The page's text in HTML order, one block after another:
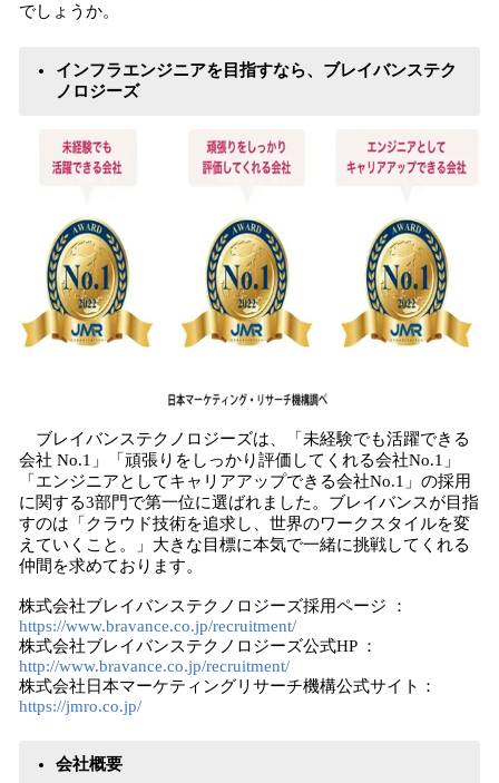
でしょうか。
インフラエンジニアを目指すなら、ブレイバンステク
ノロジーズ
ブレイバンステクノロジーズは、「未経験でも活躍できる
会社 No.1」「頑張りをしっかり評価してくれる会社No.1」
「エンジニアとしてキャリアアップできる会社No.1」の採用
に関する3部門で第一位に選ばれました。ブレイバンスが目指
すのは「クラウド技術を追求し、世界のワークスタイルを変
えていくこと。」大きな目標に本気で一緒に挑戦してくれる
仲間を求めております。
株式会社ブレイバンステクノロジーズ採用ページ ：
https://www.bravance.co.jp/recruitment/
株式会社ブレイバンステクノロジーズ公式HP ：
http://www.bravance.co.jp/recruitment/
株式会社日本マーケティングリサーチ機構公式サイト：
https://jmro.co.jp/
会社概要